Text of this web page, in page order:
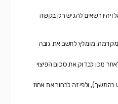
יהיו רשאים להגיש רק בקשה
מומלץ לחשב את גובה
מכן לבדוק את סכום הפיצוי
ולפי זה לבחור את אחוז